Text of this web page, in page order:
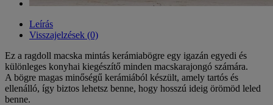
Leírás
Visszajelzések (0)
Ez a ragdoll macska mintás kerámiabögre egy igazán egyedi és
különleges konyhai kiegészítő minden macskarajongó számára.
A bögre magas minőségű kerámiából készült, amely tartós és
ellenálló, így biztos lehetsz benne, hogy hosszú ideig örömöd leled
benne.